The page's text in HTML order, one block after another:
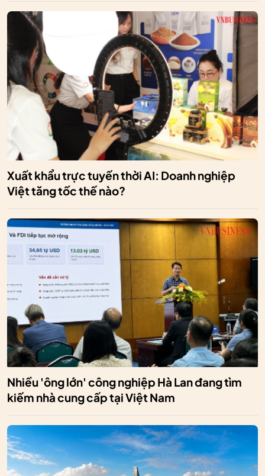
Xuất khẩu trực tuyến thời AI: Doanh nghiệp
Việt tăng tốc thế nào?
Nhiều 'ông lớn' công nghiệp Hà Lan đang tìm
kiếm nhà cung cấp tại Việt Nam